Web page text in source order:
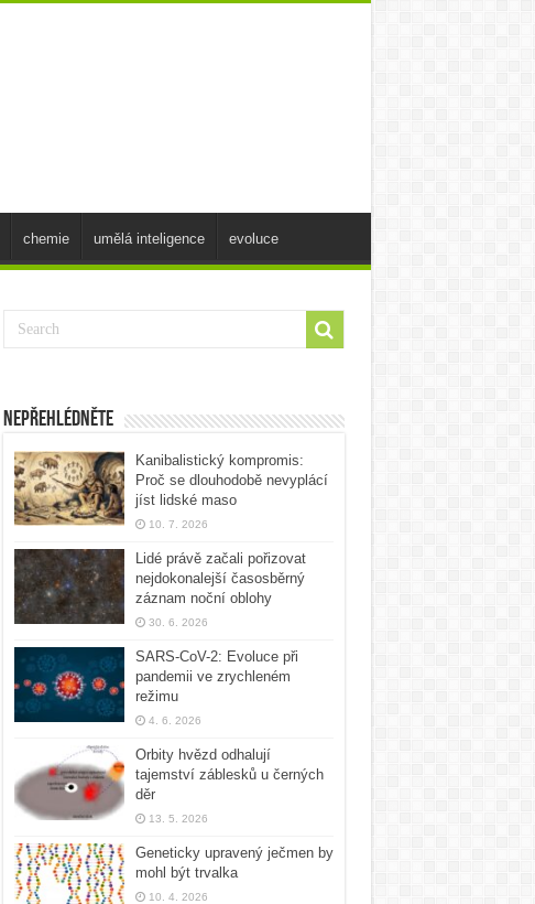
chemie umělá inteligence evoluce
Nepřehlédněte
Kanibalistický kompromis:
Proč se dlouhodobě nevyplácí
jíst lidské maso
10. 7. 2026
Lidé právě začali pořizovat
nejdokonalejší časosběrný
záznam noční oblohy
30. 6. 2026
SARS-CoV-2: Evoluce při
pandemii ve zrychleném
režimu
4. 6. 2026
Orbity hvězd odhalují
tajemství záblesků u černých
děr
13. 5. 2026
Geneticky upravený ječmen by
mohl být trvalka
10. 4. 2026